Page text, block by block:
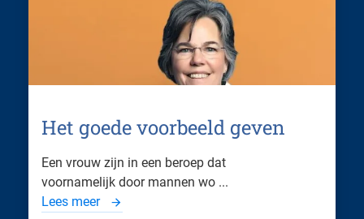
Het goede voorbeeld geven
Een vrouw zijn in een beroep dat
voornamelijk door mannen wo ...
Lees meer